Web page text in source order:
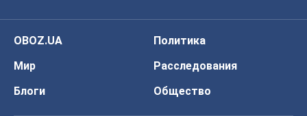
OBOZ.UA
Политика
Мир
Расследования
Блоги
Общество